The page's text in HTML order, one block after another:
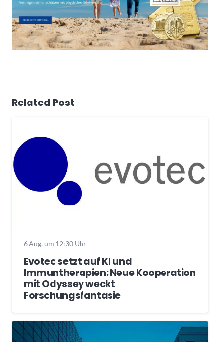
Related Post
6 Aug. um 12:30 Uhr
Evotec setzt auf KI und
Immuntherapien: Neue Kooperation
mit Odyssey weckt
Forschungsfantasie